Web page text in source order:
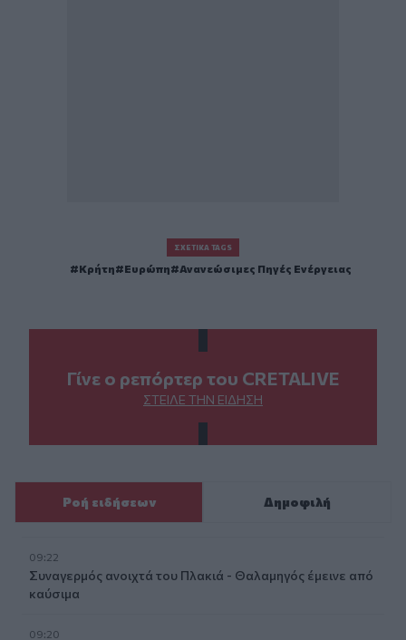
ΣΧΕΤΙΚΆ TAGS
Κρήτη Ευρώπη Ανανεώσιμες Πηγές Ενέργειας
Γίνε ο ρεπόρτερ του CRETALIVE
ΣΤΕΊΛΕ ΤΗΝ ΕΊΔΗΣΗ
Ροή ειδήσεων Δημοφιλή
09:22
Συναγερμός ανοιχτά του Πλακιά - Θαλαμηγός έμεινε από
καύσιμα
09:20